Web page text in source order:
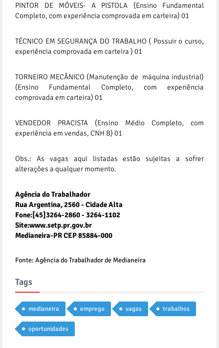
PINTOR DE MÓVEIS- A PISTOLA (Ensino Fundamental
Completo, com experiência comprovada em carteira) 01
TÉCNICO EM SEGURANÇA DO TRABALHO ( Possuir o curso,
experiência comprovada em carteira ) 01
TORNEIRO MECÂNICO (Manutenção de máquina industrial)
(Ensino Fundamental Completo, com experiência
comprovada em carteira) 01
VENDEDOR PRACISTA (Ensino Médio Completo, com
experiência em vendas, CNH B) 01
Obs.: As vagas aqui listadas estão sujeitas a sofrer
alterações a qualquer momento.
Agência do Trabalhador
Rua Argentina, 2560 - Cidade Alta
Fone:[45]3264-2860 - 3264-1102
Site:www.setp.pr.gov.br
Medianeira-PR CEP 85884-000
Fonte: Agência do Trabalhador de Medianeira
Tags
medianeira emprego vagas trabalhos
oportunidades